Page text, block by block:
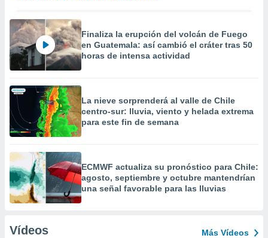
Finaliza la erupción del volcán de Fuego
en Guatemala: así cambió el cráter tras 50
horas de intensa actividad
La nieve sorprenderá al valle de Chile
centro-sur: lluvia, viento y helada extrema
para este fin de semana
ECMWF actualiza su pronóstico para Chile:
agosto, septiembre y octubre mantendrían
una señal favorable para las lluvias
Vídeos Más Vídeos